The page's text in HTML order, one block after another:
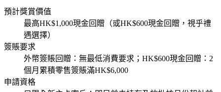
預計獎賞價值
最高HK$1,000現金回贈（或HK$600現金回贈，視乎禮
遇選擇）
簽賬要求
外幣簽賬回贈：無最低消費要求；HK$600現金回贈：2
個月累積零售簽賬滿HK$6,000
申請資格